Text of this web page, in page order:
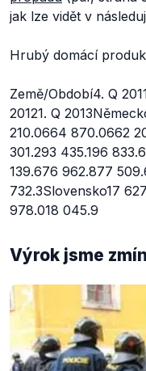
jak lze vidět v
Hrubý domácí
Země/Období4. Q
20121. Q
210.0664 870.0662
301.293 435.196
139.676 962.877
732.3Slovensko17
978.018 045.9
Výrok jsme